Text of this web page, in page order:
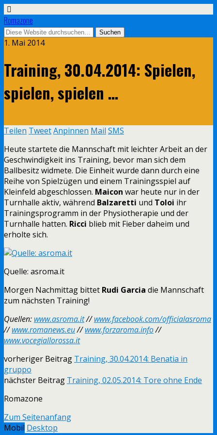
Romazone
1. Mai 2014
Training, 30.04.2014: Spielen,
spielen, spielen …
Teilen TweetAnpinnen Mail SMS
Heute startete die Mannschaft mit leichter Arbeit an der
Geschwindigkeit ins Training, bevor man sich dem
Ballbesitz widmete. Die Einheit wurde dann durch eine
Reihe von Spielzügen und einem Trainingsspiel auf
Kleinfeld abgeschlossen. Maicon war heute nur in der
Turnhalle aktiv, während Balzaretti und Toloi ihr
Trainingsprogramm in der Physiotherapie und der
Turnhalle hatten. Ricci blieb mit Fieber daheim und
erholte sich.
Quelle: asroma.it
Morgen Nachmittag bittet Rudi Garcia die Mannschaft
zum nächsten Training!
Quellen: www.asroma.it//www.facebook.com/officialasroma
//www.romanews.eu//www.forzaroma.info//
www.vocegiallorossa.it
vorheriger Beitrag Training, 30.04.2014: Benatia in
gruppo
nächster Beitrag Training, 02.05.2014: Tore ohne Ende
Romazone
Zum Seitenanfang
Mobil Desktop